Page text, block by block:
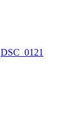
DSC_0121